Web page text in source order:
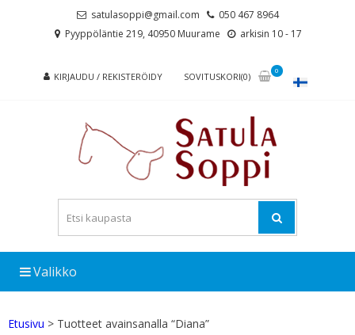
satulasoppi@gmail.com
050 467 8964
Pyyppöläntie 219, 40950 Muurame
arkisin 10 - 17
KIRJAUDU / REKISTERÖIDY SOVITUSKORI(0)
0
Valikko
Etusivu > Tuotteet avainsanalla “Diana”